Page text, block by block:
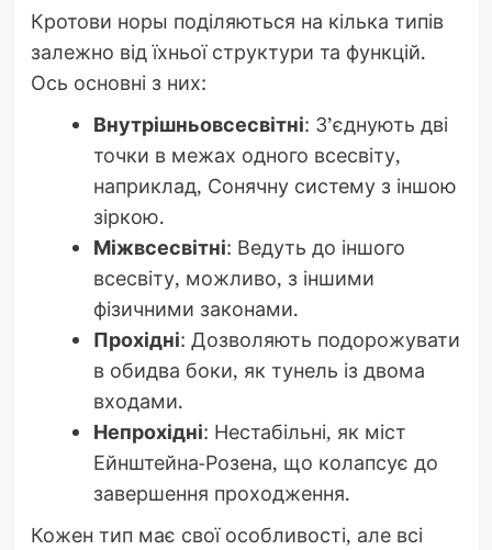
Кротови норы поділяються на кілька типів
залежно від їхньої структури та функцій.
Ось основні з них:
Внутрішньовсесвітні: З’єднують дві
точки в межах одного всесвіту,
наприклад, Сонячну систему з іншою
зіркою.
Міжвсесвітні: Ведуть до іншого
всесвіту, можливо, з іншими
фізичними законами.
Прохідні: Дозволяють подорожувати
в обидва боки, як тунель із двома
входами.
Непрохідні: Нестабільні, як міст
Ейнштейна-Розена, що колапсує до
завершення проходження.
Кожен тип має свої особливості, але всі